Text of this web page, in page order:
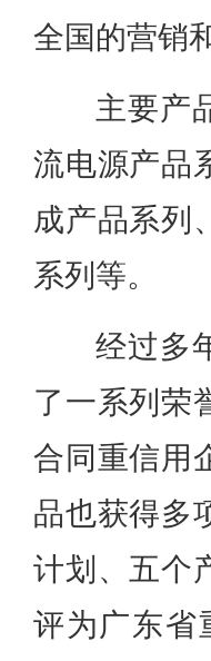
全国的营销
主要产
流电源产品
成产品系列
系列等。
经过多
了一系列荣
合同重信用
品也获得多
计划、五个
评为广东省